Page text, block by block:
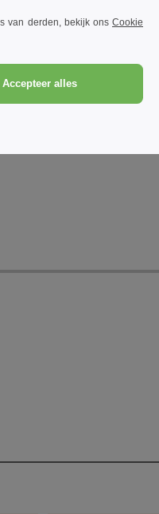
van derden, bekijk ons Cookie
Accepteer alles